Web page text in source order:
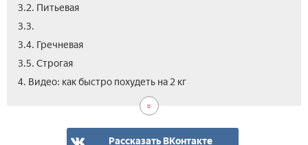
3.2. Питьевая
3.3.
3.4. Гречневая
3.5. Строгая
4. Видео: как быстро похудеть на 2 кг
Рассказать ВКонтакте